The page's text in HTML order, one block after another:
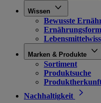
Wissen
Bewusste
Marken & Produkte
Sortiment
Produktsuche
Nachhaltigkeit